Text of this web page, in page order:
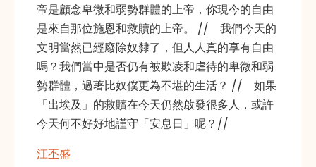
帝是顧念卑微和弱勢群體的上帝，你現今的自由
是來自那位施恩和救贖的上帝。 // 我們今天的
文明當然已經廢除奴隸了，但人人真的享有自由
嗎？我們當中是否仍有被欺凌和虐待的卑微和弱
勢群體，過著比奴僕更為不堪的生活？ // 如果
「出埃及」的救贖在今天仍然啟發很多人，或許
今天何不好好地謹守「安息日」呢？//
江丕盛